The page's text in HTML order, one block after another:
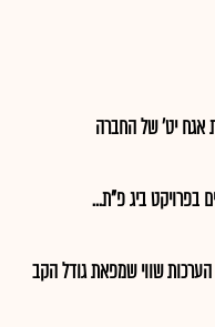
אגח יט' של החברה
בפרויקט ביג פ"ת...